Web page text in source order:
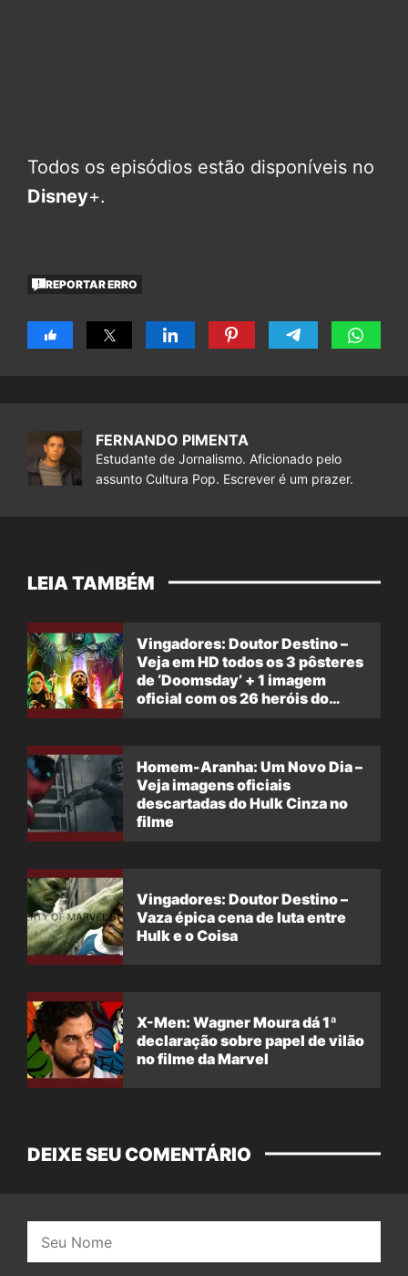
Todos os episódios estão disponíveis no
Disney+.
REPORTAR ERRO
FERNANDO PIMENTA
Estudante de Jornalismo. Aficionado pelo
assunto Cultura Pop. Escrever é um prazer.
LEIA TAMBÉM
Vingadores: Doutor Destino –
Veja em HD todos os 3 pôsteres
de ‘Doomsday’ + 1 imagem
oficial com os 26 heróis do
Homem-Aranha: Um Novo Dia –
Veja imagens oficiais
descartadas do Hulk Cinza no
filme
Vingadores: Doutor Destino –
Vaza épica cena de luta entre
Hulk e o Coisa
X-Men: Wagner Moura dá 1ª
declaração sobre papel de vilão
no filme da Marvel
DEIXE SEU COMENTÁRIO